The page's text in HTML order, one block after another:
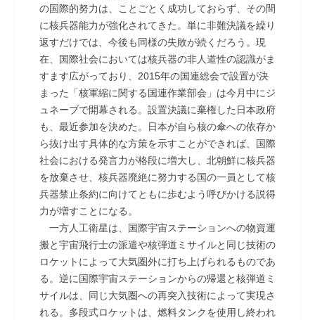
の国際的努力は、ことごとく成功しておらず、その間
に核兵器能力が強化されてきた。単に非難決議を繰り
返すだけでは、今後も同様の失敗が続くだろう。現
在、国際社会においては核兵器の非人道性の認識がま
すます広がっており、2015年の国連総会で設置が決
まった「核軍縮に関する国連作業部会」は今月中にジ
ュネーブで開幕される。設置決議に棄権した日本政府
も、最近参加を決めた。日本が自ら核の傘への依存か
ら抜け出す具体的な方策を示すことができれば、国際
社会における発言力が格段に増大し、北朝鮮に核兵器
を放棄させ、核兵器廃絶に努力する国の一員として核
兵器禁止条約に向けてともに歩むよう呼びかける説得
力が増すことになる。
一方人工衛星は、国際宇宙ステーションへの物資運
搬と宇宙飛行士の派遣や核弾道ミサイルと同じ技術の
ロケットによって大気圏外に打ち上げられるものであ
る。逆に国際宇宙ステーションからの帰還と核弾道ミ
サイルは、同じ大気圏への再突入技術によって実現さ
れる。多段式ロケットは、燃料タンクを使用し終われ